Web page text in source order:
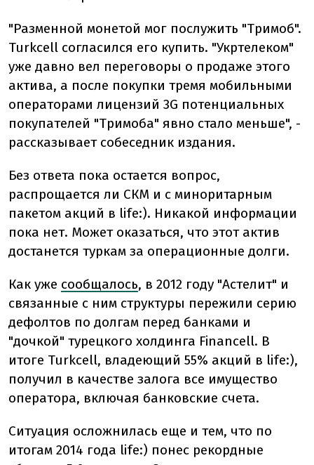
"Разменной монетой мог послужить "Тримоб".
Turkcell согласился его купить. "Укртелеком"
уже давно вел переговоры о продаже этого
актива, а после покупки тремя мобильными
операторами лицензий 3G потенциальных
покупателей "Тримоба" явно стало меньше", -
рассказывает собеседник издания.
Без ответа пока остается вопрос,
распрощается ли СКМ и с миноритарным
пакетом акций в life:). Никакой информации
пока нет. Может оказаться, что этот актив
достанется туркам за операционные долги.
Как уже сообщалось, в 2012 году "Астелит" и
связанные с ним структуры пережили серию
дефолтов по долгам перед банками и
"дочкой" турецкого холдинга Financell. В
итоге Turkcell, владеющий 55% акций в life:),
получил в качестве залога все имущество
оператора, включая банковские счета.
Ситуация осложнилась еще и тем, что по
итогам 2014 года life:) понес рекордные